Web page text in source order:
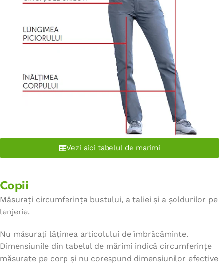
Vezi aici tabelul de marimi
Copii
Măsurați circumferința bustului, a taliei și a șoldurilor pe
lenjerie.
Nu măsurați lățimea articolului de îmbrăcăminte.
Dimensiunile din tabelul de mărimi indică circumferințe
măsurate pe corp și nu corespund dimensiunilor efective